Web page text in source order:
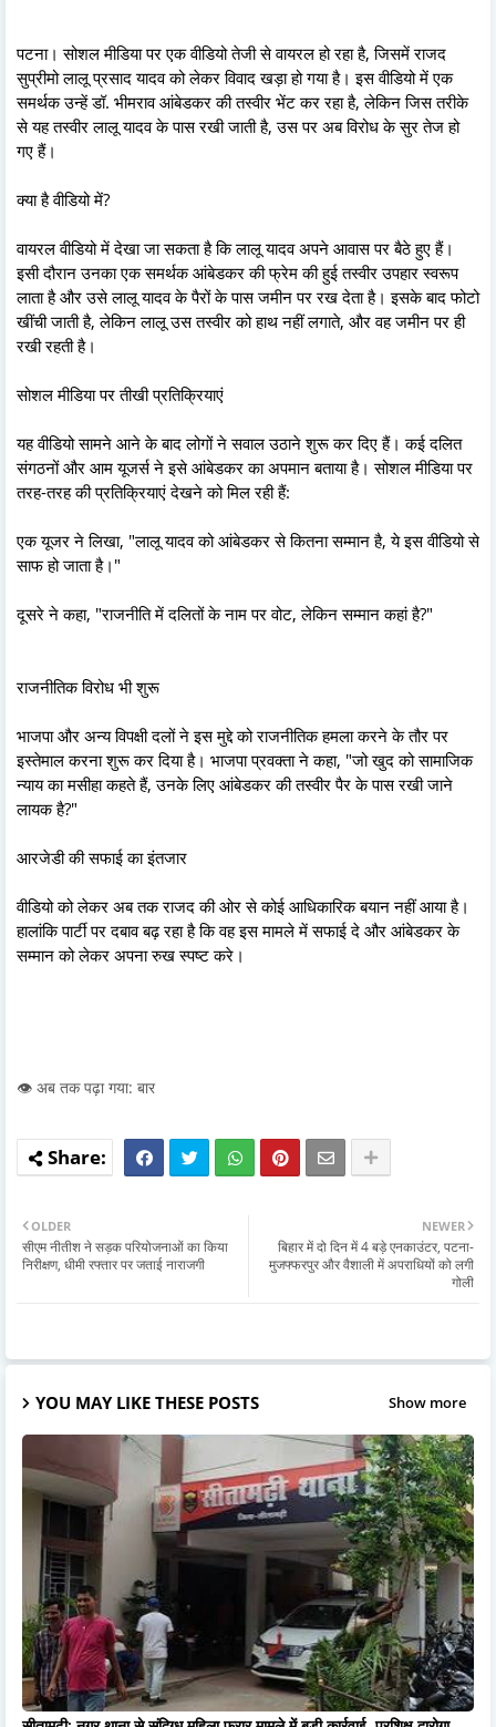
पटना। सोशल मीडिया पर एक वीडियो तेजी से वायरल हो रहा है, जिसमें राजद
सुप्रीमो लालू प्रसाद यादव को लेकर विवाद खड़ा हो गया है। इस वीडियो में एक
समर्थक उन्हें डॉ. भीमराव आंबेडकर की तस्वीर भेंट कर रहा है, लेकिन जिस तरीके
से यह तस्वीर लालू यादव के पास रखी जाती है, उस पर अब विरोध के सुर तेज हो
गए हैं।
क्या है वीडियो में?
वायरल वीडियो में देखा जा सकता है कि लालू यादव अपने आवास पर बैठे हुए हैं।
इसी दौरान उनका एक समर्थक आंबेडकर की फ्रेम की हुई तस्वीर उपहार स्वरूप
लाता है और उसे लालू यादव के पैरों के पास जमीन पर रख देता है। इसके बाद फोटो
खींची जाती है, लेकिन लालू उस तस्वीर को हाथ नहीं लगाते, और वह जमीन पर ही
रखी रहती है।
सोशल मीडिया पर तीखी प्रतिक्रियाएं
यह वीडियो सामने आने के बाद लोगों ने सवाल उठाने शुरू कर दिए हैं। कई दलित
संगठनों और आम यूजर्स ने इसे आंबेडकर का अपमान बताया है। सोशल मीडिया पर
तरह-तरह की प्रतिक्रियाएं देखने को मिल रही हैं:
एक यूजर ने लिखा, "लालू यादव को आंबेडकर से कितना सम्मान है, ये इस वीडियो से
साफ हो जाता है।"
दूसरे ने कहा, "राजनीति में दलितों के नाम पर वोट, लेकिन सम्मान कहां है?"
राजनीतिक विरोध भी शुरू
भाजपा और अन्य विपक्षी दलों ने इस मुद्दे को राजनीतिक हमला करने के तौर पर
इस्तेमाल करना शुरू कर दिया है। भाजपा प्रवक्ता ने कहा, "जो खुद को सामाजिक
न्याय का मसीहा कहते हैं, उनके लिए आंबेडकर की तस्वीर पैर के पास रखी जाने
लायक है?"
आरजेडी की सफाई का इंतजार
वीडियो को लेकर अब तक राजद की ओर से कोई आधिकारिक बयान नहीं आया है।
हालांकि पार्टी पर दबाव बढ़ रहा है कि वह इस मामले में सफाई दे और आंबेडकर के
सम्मान को लेकर अपना रुख स्पष्ट करे।
👁️ अब तक पढ़ा गया: बार
NEWER
बिहार में दो दिन में 4 बड़े एनकाउंटर, पटना-
मुजफ्फरपुर और वैशाली में अपराधियों को लगी
गोली
OLDER
सीएम नीतीश ने सड़क परियोजनाओं का किया
निरीक्षण, धीमी रफ्तार पर जताई नाराजगी
YOU MAY LIKE THESE POSTS Show more